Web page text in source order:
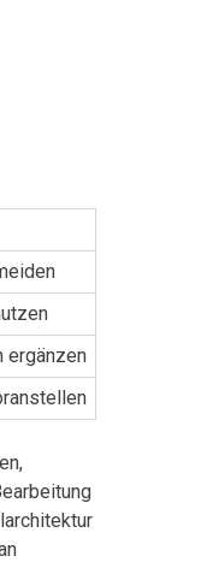
ergänzen